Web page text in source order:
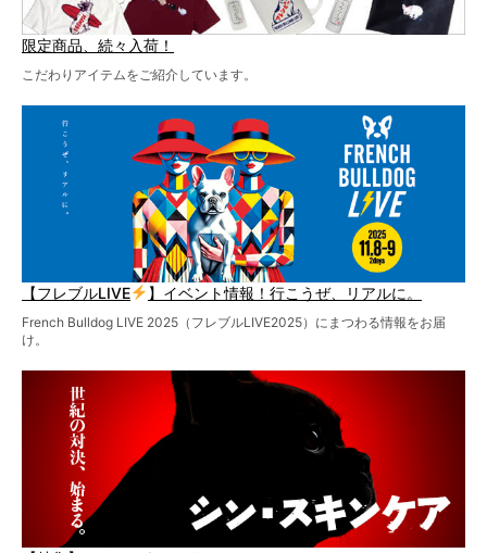
限定商品、続々入荷！
こだわりアイテムをご紹介しています。
【フレブルLIVE 】イベント情報！行こうぜ、リアルに。
French Bulldog LIVE 2025（フレブルLIVE2025）にまつわる情報をお届
け。